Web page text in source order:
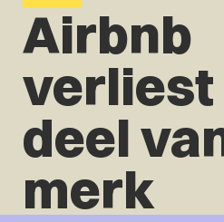
Airbnb
verliest
deel
merk